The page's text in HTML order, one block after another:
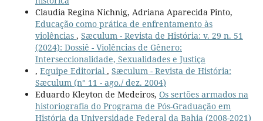
Claudia Regina Nichnig, Adriana Aparecida Pinto,
Educação como prática de enfrentamento às
violências , Sæculum - Revista de História: v. 29 n. 51
(2024): Dossiê - Violências de Gênero:
Interseccionalidade, Sexualidades e Justiça
, Equipe Editorial , Sæculum - Revista de História:
Sæculum (n° 11 - ago./ dez. 2004)
Eduardo Kleyton de Medeiros, Os sertões armados na
historiografia do Programa de Pós-Graduação em
História da Universidade Federal da Bahia (2008-2021)